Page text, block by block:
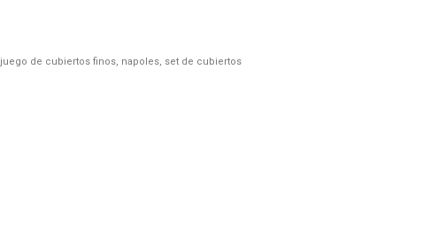
juego de cubiertos finos napoles set de cubiertos